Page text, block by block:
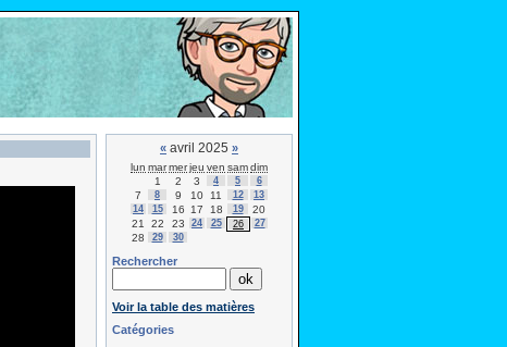
« avril 2025 »
lun marmerjeu ven samdim
1
2 3 4 5 6
7 8 9 10 11 12
13
14
15 16 17 18 19
20
21
22 23 24 25 26 27
28 29 30
Rechercher
Voir la table des matières
Catégories